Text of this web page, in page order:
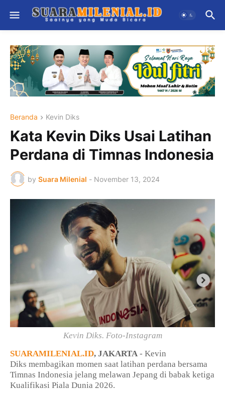
Beranda Kevin Diks
Kata Kevin Diks Usai Latihan
Perdana di Timnas Indonesia
by Suara Milenial - November 13, 2024
Kevin Diks. Foto-Instagram
SUARAMILENIAL.ID, JAKARTA - Kevin
Diks membagikan momen saat latihan perdana bersama
Timnas Indonesia jelang melawan Jepang di babak ketiga
Kualifikasi Piala Dunia 2026.